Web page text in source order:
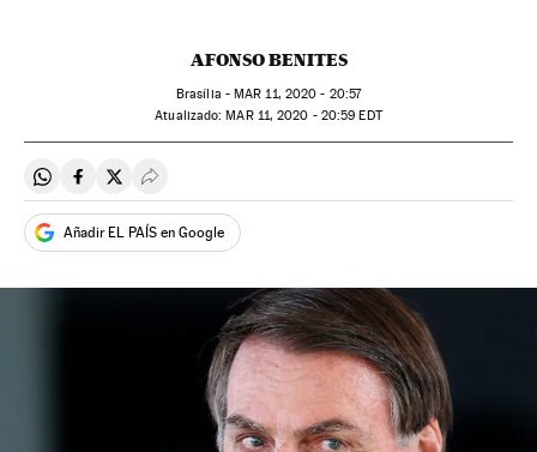
AFONSO BENITES
Brasília -MAR 11, 2020 - 20:57
atualizado: MAR11, 2020 - 20:59 EDT
Compartir en Whatsapp
Compartir en Facebook
Compartir en Twitter
Desplegar Redes Sociales
Añadir EL PAÍS en Google